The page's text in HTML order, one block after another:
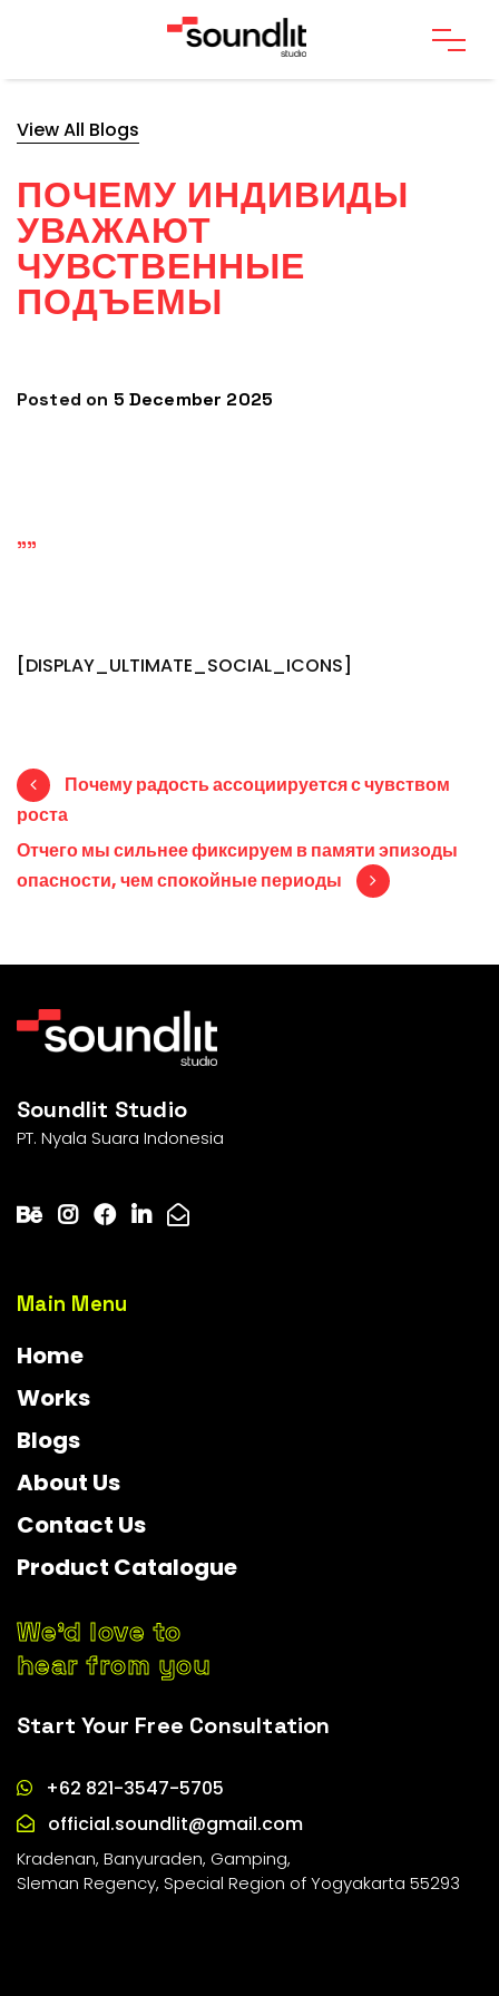
View All Blogs
ПОЧЕМУ ИНДИВИДЫ
УВАЖАЮТ
ЧУВСТВЕННЫЕ
ПОДЪЕМЫ
Posted on 5 December 2025
""
[DISPLAY_ULTIMATE_SOCIAL_ICONS]
Post navigation
Почему радость ассоциируется с чувством
роста
Отчего мы сильнее фиксируем в памяти эпизоды
опасности, чем спокойные периоды
Soundlit Studio
PT. Nyala Suara Indonesia
Main Menu
Home
Works
Blogs
About Us
Contact Us
Product Catalogue
We’d love to
hear from you
Start Your Free Consultation
+62 821-3547-5705
official.soundlit@gmail.com
Kradenan, Banyuraden, Gamping,
Sleman Regency, Special Region of Yogyakarta 55293